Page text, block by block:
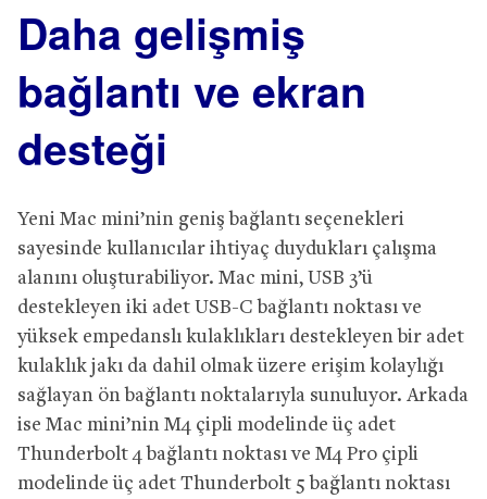
Daha gelişmiş
bağlantı ve ekran
desteği
Yeni Mac mini’nin geniş bağlantı seçenekleri
sayesinde kullanıcılar ihtiyaç duydukları çalışma
alanını oluşturabiliyor. Mac mini, USB 3’ü
destekleyen iki adet USB-C bağlantı noktası ve
yüksek empedanslı kulaklıkları destekleyen bir adet
kulaklık jakı da dahil olmak üzere erişim kolaylığı
sağlayan ön bağlantı noktalarıyla sunuluyor. Arkada
ise Mac mini’nin M4 çipli modelinde üç adet
Thunderbolt 4 bağlantı noktası ve M4 Pro çipli
modelinde üç adet Thunderbolt 5 bağlantı noktası